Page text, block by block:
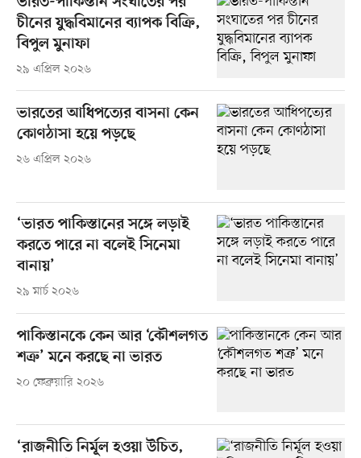
চীনের যুদ্ধবিমানের ব্যাপক বিক্রি,
বিপুল মুনাফা
২৯ এপ্রিল ২০২৬
ভারতের আধিপত্যের বাসনা কেন
কোণঠাসা হয়ে পড়ছে
২৬ এপ্রিল ২০২৬
‘ভারত পাকিস্তানের সঙ্গে লড়াই
করতে পারে না বলেই সিনেমা
বানায়’
২৯ মার্চ ২০২৬
পাকিস্তানকে কেন আর ‘কৌশলগত
শত্রু’ মনে করছে না ভারত
২০ ফেব্রুয়ারি ২০২৬
‘রাজনীতি নির্মূল হওয়া উচিত,